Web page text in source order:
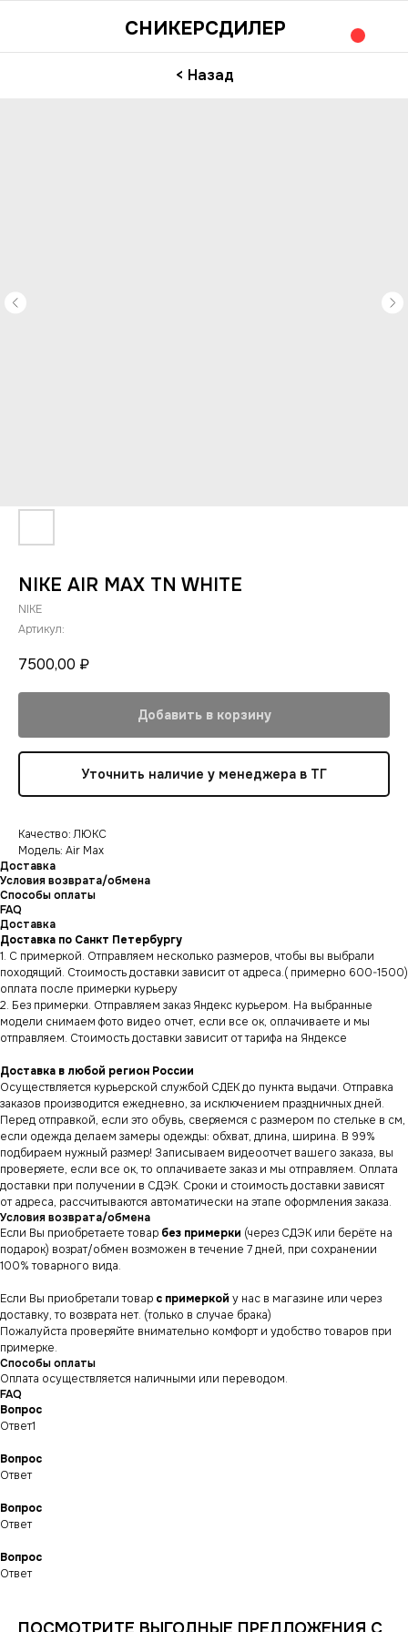
СНИКЕРСДИЛЕР
< Назад
NIKE AIR MAX TN WHITE
NIKE
Артикул:
7500,00 ₽
Добавить в корзину
Уточнить наличие у менеджера в ТГ
Качество: ЛЮКС
Модель: Air Max
Доставка
Условия возврата/обмена
Способы оплаты
FAQ
Доставка
Доставка по Санкт Петербургу
1. С примеркой. Отправляем несколько размеров, чтобы вы выбрали
походящий. Стоимость доставки зависит от адреса.( примерно 600-1500)
оплата после примерки курьеру
2. Без примерки. Отправляем заказ Яндекс курьером. На выбранные
модели снимаем фото видео отчет, если все ок, оплачиваете и мы
отправляем. Стоимость доставки зависит от тарифа на Яндексе
Доставка в любой регион России
Осуществляется курьерской службой СДЕК до пункта выдачи. Отправка
заказов производится ежедневно, за исключением праздничных дней.
Перед отправкой, если это обувь, сверяемся с размером по стельке в см,
если одежда делаем замеры одежды: обхват, длина, ширина. В 99%
подбираем нужный размер! Записываем видеоотчет вашего заказа, вы
проверяете, если все ок, то оплачиваете заказ и мы отправляем. Оплата
доставки при получении в СДЭК. Сроки и стоимость доставки зависят
от адреса, рассчитываются автоматически на этапе оформления заказа.
Условия возврата/обмена
Если Вы приобретаете товар без примерки (через СДЭК или берёте на
подарок) возрат/обмен возможен в течение 7 дней, при сохранении
100% товарного вида.
Если Вы приобретали товар с примеркой у нас в магазине или через
доставку, то возврата нет. (только в случае брака)
Пожалуйста проверяйте внимательно комфорт и удобство товаров при
примерке.
Способы оплаты
Оплата осуществляется наличными или переводом.
FAQ
Вопрос
Ответ1
Вопрос
Ответ
Вопрос
Ответ
Вопрос
Ответ
СНИКЕРСДИЛЕР
КАТАЛОГ